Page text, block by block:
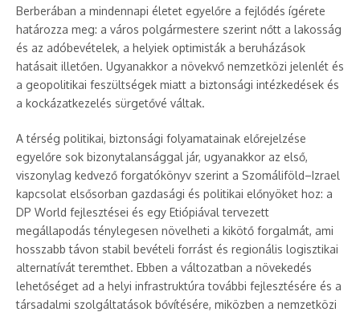
Berberában a mindennapi életet egyelőre a fejlődés ígérete
határozza meg: a város polgármestere szerint nőtt a lakosság
és az adóbevételek, a helyiek optimisták a beruházások
hatásait illetően. Ugyanakkor a növekvő nemzetközi jelenlét és
a geopolitikai feszültségek miatt a biztonsági intézkedések és
a kockázatkezelés sürgetővé váltak.
A térség politikai, biztonsági folyamatainak előrejelzése
egyelőre sok bizonytalansággal jár, ugyanakkor az első,
viszonylag kedvező forgatókönyv szerint a Szomáliföld–Izrael
kapcsolat elsősorban gazdasági és politikai előnyöket hoz: a
DP World fejlesztései és egy Etiópiával tervezett
megállapodás ténylegesen növelheti a kikötő forgalmát, ami
hosszabb távon stabil bevételi forrást és regionális logisztikai
alternatívát teremthet. Ebben a változatban a növekedés
lehetőséget ad a helyi infrastruktúra további fejlesztésére és a
társadalmi szolgáltatások bővítésére, miközben a nemzetközi